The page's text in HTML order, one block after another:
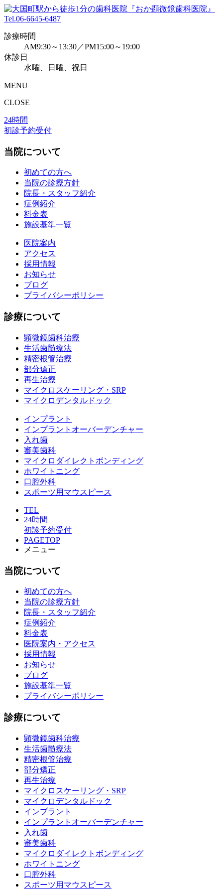
Tel.06-6645-6487
診療時間
AM9:30～13:30／PM15:00～19:00
休診日
水曜、日曜、祝日
MENU
CLOSE
24時間
初診予約受付
当院について
初めての方へ
当院の診療方針
院長・スタッフ紹介
症例紹介
料金表
施設基準一覧
医院案内
アクセス
採用情報
お知らせ
ブログ
プライバシーポリシー
診療について
顕微鏡歯科治療
生活歯髄療法
精密根管治療
部分矯正
再生治療
マイクロスケーリング・SRP
マイクロデンタルドック
インプラント
インプラントオーバーデンチャー
入れ歯
審美歯科
マイクロダイレクトボンディング
ホワイトニング
口腔外科
スポーツ用マウスピース
TEL
24時間
初診予約受付
PAGETOP
メニュー
当院について
初めての方へ
当院の診療方針
院長・スタッフ紹介
症例紹介
料金表
医院案内・アクセス
採用情報
お知らせ
ブログ
施設基準一覧
プライバシーポリシー
診療について
顕微鏡歯科治療
生活歯髄療法
精密根管治療
部分矯正
再生治療
マイクロスケーリング・SRP
マイクロデンタルドック
インプラント
インプラントオーバーデンチャー
入れ歯
審美歯科
マイクロダイレクトボンディング
ホワイトニング
口腔外科
スポーツ用マウスピース